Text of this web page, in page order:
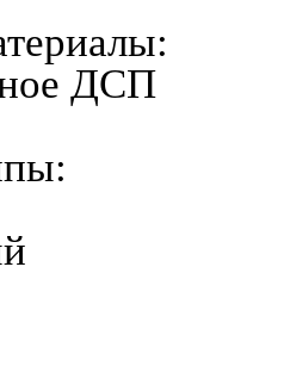
ДСП